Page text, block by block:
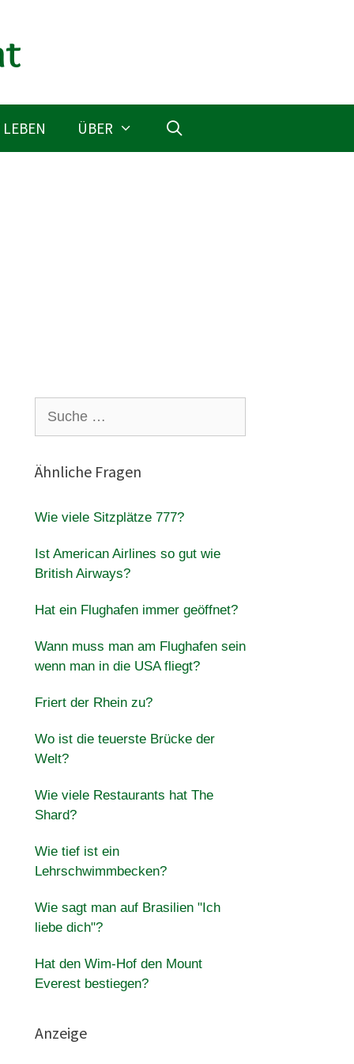
ÜBER
nach:
Ähnliche Fragen
Wie viele Sitzplätze 777?
Ist American Airlines so gut wie
British Airways?
Hat ein Flughafen immer geöffnet?
Wann muss man am Flughafen sein
wenn man in die USA fliegt?
Friert der Rhein zu?
Wo ist die teuerste Brücke der
Welt?
Wie viele Restaurants hat The
Shard?
Wie tief ist ein
Lehrschwimmbecken?
Wie sagt man auf Brasilien "Ich
liebe dich"?
Hat den Wim-Hof den Mount
Everest bestiegen?
Anzeige